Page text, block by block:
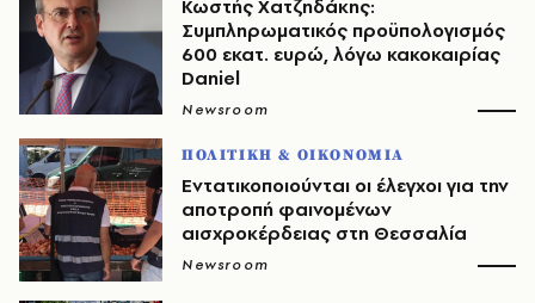
Κωστής Χατζηδάκης:
Συμπληρωματικός προϋπολογισμός
600 εκατ. ευρώ, λόγω κακοκαιρίας
Daniel
Newsroom
ΠΟΛΙΤΙΚΗ & ΟΙΚΟΝΟΜΙΑ
Εντατικοποιούνται οι έλεγχοι για την
αποτροπή φαινομένων
αισχροκέρδειας στη Θεσσαλία
Newsroom